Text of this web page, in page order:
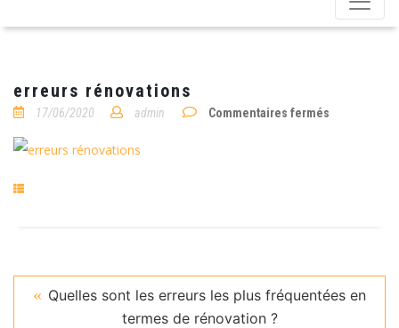
erreurs rénovations
17/06/2020 admin Commentaires fermés
Quelles sont les erreurs les plus fréquentées en
termes de rénovation ?